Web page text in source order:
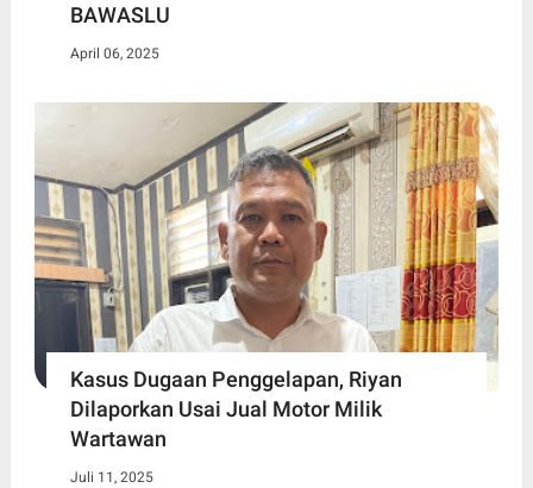
BAWASLU
April 06, 2025
Kasus Dugaan Penggelapan, Riyan
Dilaporkan Usai Jual Motor Milik
Wartawan
Juli 11, 2025